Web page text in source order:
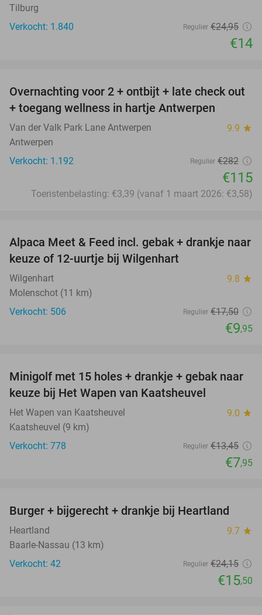
Tilburg
Verkocht: 1.840
Regulier €24,95
€14
59%
Overnachting voor 2 + ontbijt + late check out
+ toegang wellness in hartje Antwerpen
Van der Valk Park Lane Antwerpen 9.9 star
Antwerpen
Verkocht: 1.192
Regulier €282
€115
Toeristenbelasting: €3,39 (vanaf 1 maart 2026: €3,58)
43%
Alpaca Meet & Feed incl. gebak + drankje naar
keuze of 12-uurtje bij Wilgenhart
Wilgenhart 9.8 star
Molenschot (11 km)
Verkocht: 506
Regulier €17,50
€9,95
41%
Minigolf met 15 holes + drankje + gebak naar
keuze bij Het Wapen van Kaatsheuvel
Het Wapen van Kaatsheuvel 9.0 star
Kaatsheuvel (9 km)
Verkocht: 778
Regulier €13,45
€7,95
36%
Burger + bijgerecht + drankje bij Heartland
Heartland 9.7 star
Baarle-Nassau (13 km)
Verkocht: 42
Regulier €24,15
€15,50